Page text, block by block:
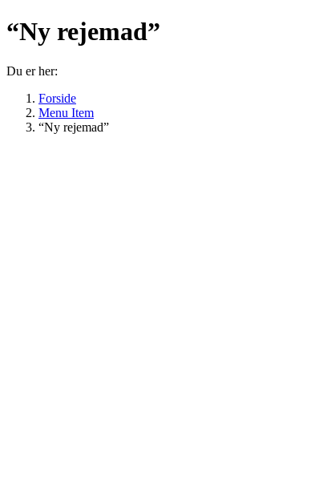
“Ny rejemad”
Du er her:
Forside
Menu Item
“Ny rejemad”